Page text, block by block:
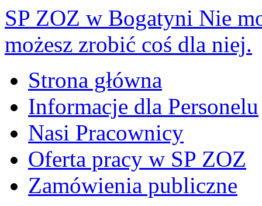
SP ZOZ w Bogatyni Nie
możesz zrobić coś dla niej.
Strona główna
Informacje dla Personelu
Nasi Pracownicy
Oferta pracy w SP ZOZ
Zamówienia publiczne